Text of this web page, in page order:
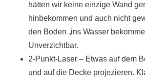
hätten wir keine einzige Wand
hinbekommen und auch nicht
den Boden „ins Wasser
Unverzichtbar.
2-Punkt-Laser – Etwas auf dem
und auf die Decke projezieren.